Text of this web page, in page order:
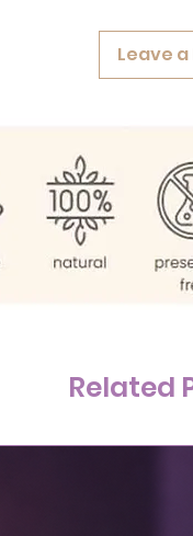
Leave
Related